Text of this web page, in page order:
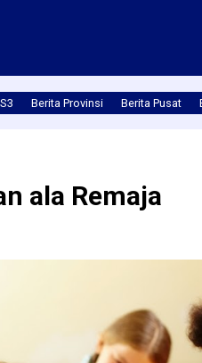
Berita Provinsi Berita Pusat
ala Remaja